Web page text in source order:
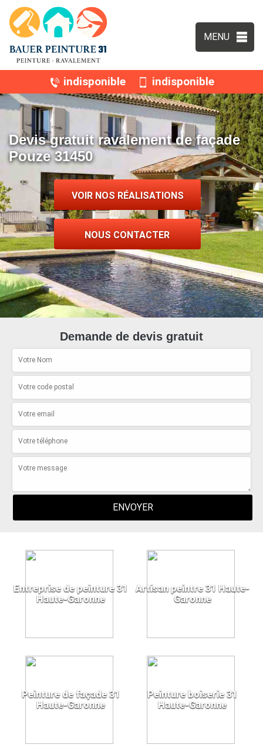
MENU
indisponible indisponible
Devis gratuit ravalement de façade
Pouze 31450
VOIR NOS RÉALISATIONS
NOUS CONTACTER
Demande de devis gratuit
Entreprise de peinture 31
Haute-Garonne
Artisan peintre 31 Haute-
Garonne
Peinture de façade 31
Haute-Garonne
Peinture boiserie 31
Haute-Garonne